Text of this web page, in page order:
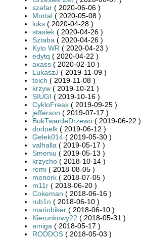
szafar ( 2020-06-06 )
Mortal ( 2020-05-08 )
luks ( 2020-04-28 )
stasiek ( 2020-04-26 )
Sztaba ( 2020-04-26 )
Kylo WR ( 2020-04-23 )
edytq ( 2020-04-22 )
axass ( 2020-02-10 )
LukaszJ ( 2019-11-09 )
teich ( 2019-11-08 )
krzyw ( 2019-10-21 )
SIUGI ( 2019-10-16 )
CykloFreak ( 2019-09-25 )
jefferson ( 2019-07-17 )
BukTwardeDrzewo ( 2019-06-22 )
dodoelk ( 2019-06-12 )
Gelek014 ( 2019-05-30 )
valhalla ( 2019-05-17 )
Smeniu ( 2019-05-13 )
krzycho ( 2018-10-14 )
remi ( 2018-08-05 )
menork ( 2018-07-05 )
m11r ( 2018-06-20 )
Cokeman ( 2018-06-16 )
rub1n ( 2018-06-10 )
mariobiker ( 2018-06-10 )
Kierunkowy22 ( 2018-05-31 )
amiga ( 2018-05-17 )
RODDOS ( 2018-05-03 )